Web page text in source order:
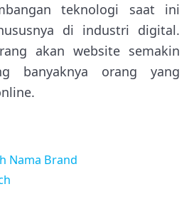
teknologi saat ini
di industri digital.
akan website semakin
banyaknya orang yang
Nama Brand